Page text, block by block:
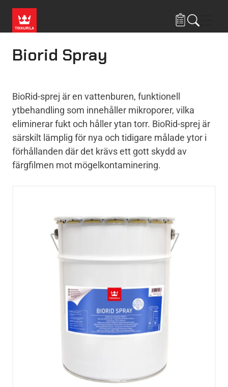
Biorid Spray
BioRid-sprej är en vattenburen, funktionell
ytbehandling som innehåller mikroporer, vilka
eliminerar fukt och håller ytan torr. BioRid-sprej är
särskilt lämplig för nya och tidigare målade ytor i
förhållanden där det krävs ett gott skydd av
färgfilmen mot mögelkontaminering.